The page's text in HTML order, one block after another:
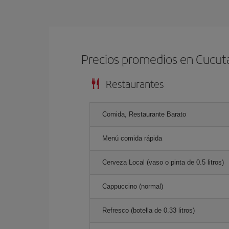
Precios promedios en
Restaurantes
Comida, Restaurante Barato
Menú comida rápida
Cerveza Local (vaso o pinta de 0.5 litros)
Cappuccino (normal)
Refresco (botella de 0.33 litros)